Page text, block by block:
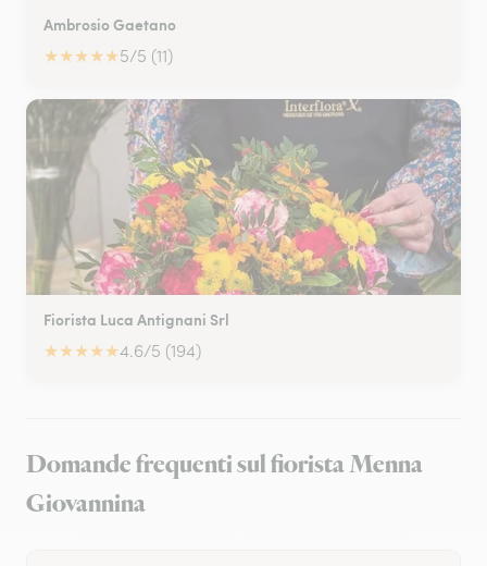
Ambrosio Gaetano
★★★★★5/5 (11)
Fiorista Luca Antignani Srl
★★★★★4.6/5 (194)
Domande frequenti sul fiorista Menna
Giovannina